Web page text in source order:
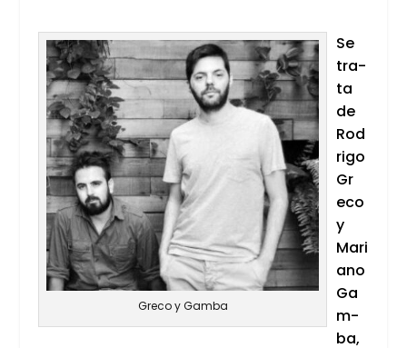
Gre­co y Gam­ba
Se
tra­
ta
de
Rod
ri­go
Gr
e­co
y
Mari
ano
Ga
m­
ba,